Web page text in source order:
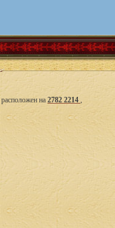
расположен на 2782 2214 ,